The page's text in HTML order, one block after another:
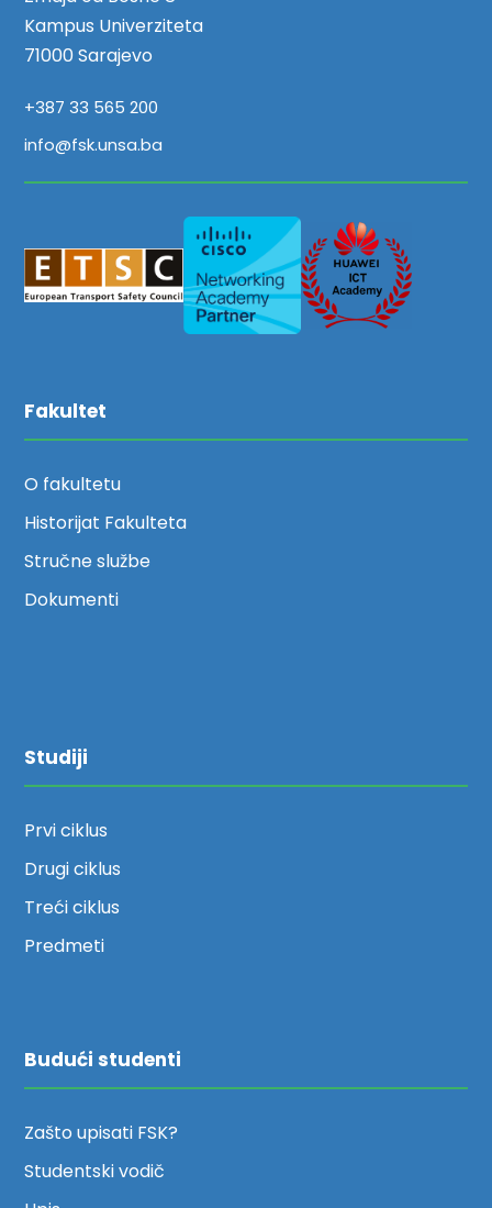
Kampus Univerziteta
71000 Sarajevo
+387 33 565 200
info@fsk.unsa.ba
Fakultet
O fakultetu
Historijat Fakulteta
Stručne službe
Dokumenti
Studiji
Prvi ciklus
Drugi ciklus
Treći ciklus
Predmeti
Budući studenti
Zašto upisati FSK?
Studentski vodič